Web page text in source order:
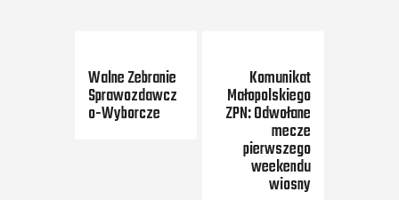
Walne Zebranie
Sprawozdawcz
o-Wyborcze
Komunikat
Małopolskiego
ZPN: Odwołane
mecze
pierwszego
weekendu
wiosny